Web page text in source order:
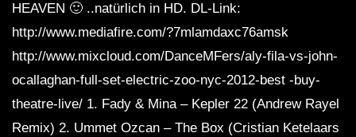
HEAVEN 🙂 ..natürlich in HD. DL-Link:
http://www.mediafire.com/?7mlamdaxc76amsk
http://www.mixcloud.com/DanceMFers/aly-fila-vs-john-
ocallaghan-full-set-electric-zoo-nyc-2012-best -buy-
theatre-live/ 1. Fady & Mina – Kepler 22 (Andrew Rayel
Remix) 2. Ummet Ozcan – The Box (Cristian Ketelaars